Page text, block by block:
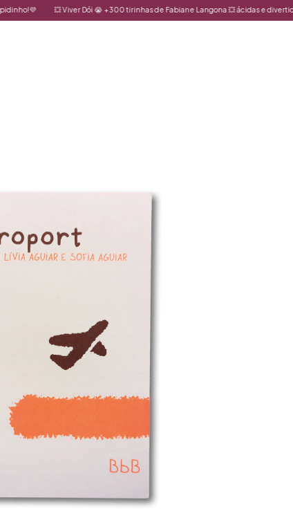
💥 Viver Dói 😭 +300 tirinhas de Fabiane Langona 💥 ácidas e divertidas ☄️